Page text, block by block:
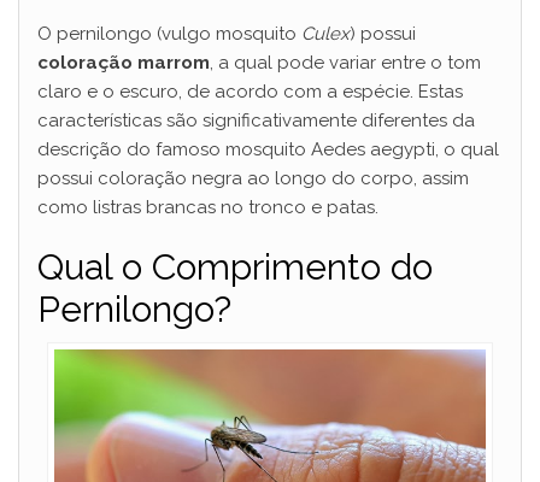
O pernilongo (vulgo mosquito Culex) possui
coloração marrom, a qual pode variar entre o tom
claro e o escuro, de acordo com a espécie. Estas
características são significativamente diferentes da
descrição do famoso mosquito Aedes aegypti, o qual
possui coloração negra ao longo do corpo, assim
como listras brancas no tronco e patas.
Qual o Comprimento do
Pernilongo?